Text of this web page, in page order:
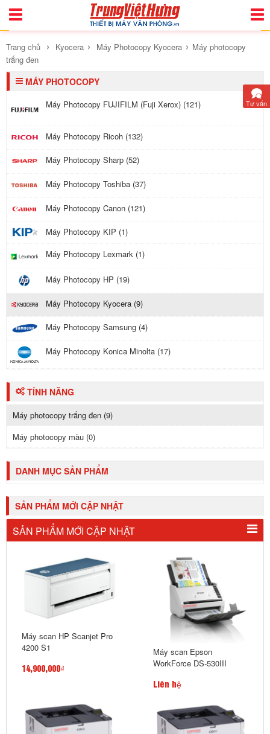
Toggle
Trang chủ › Kyocera › Máy Photocopy Kyocera › Máy photocopy
trắng đen
MÁY PHOTOCOPY
Máy Photocopy FUJIFILM (Fuji Xerox) (121)
Máy Photocopy Ricoh (132)
Máy Photocopy Sharp (52)
Máy Photocopy Toshiba (37)
Máy Photocopy Canon (121)
Máy Photocopy KIP (1)
Máy Photocopy Lexmark (1)
Máy Photocopy HP (19)
Máy Photocopy Kyocera (9)
Máy Photocopy Samsung (4)
Máy Photocopy Konica Minolta (17)
TÍNH NĂNG
Máy photocopy trắng đen (9)
Máy photocopy màu (0)
DANH MỤC SẢN PHẨM
SẢN PHẨM MỚI CẬP NHẬT
SẢN PHẨM MỚI CẬP NHẬT
Máy scan HP Scanjet Pro
4200 S1
14,900,000₫
Máy scan Epson
WorkForce DS-530III
Liên hệ
Tư vấn